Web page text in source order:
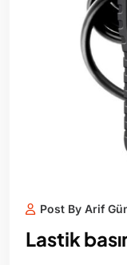
Post By Arif
Lastik